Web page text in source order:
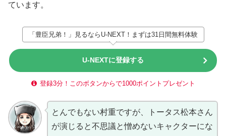
ています。
「豊臣兄弟！」見るならU-NEXT！まずは31日間無料体験
U-NEXTに登録する
登録3分！このボタンからで1000ポイントプレゼント
とんでもない村重ですが、トータス松本さん
が演じると不思議と憎めないキャクターにな